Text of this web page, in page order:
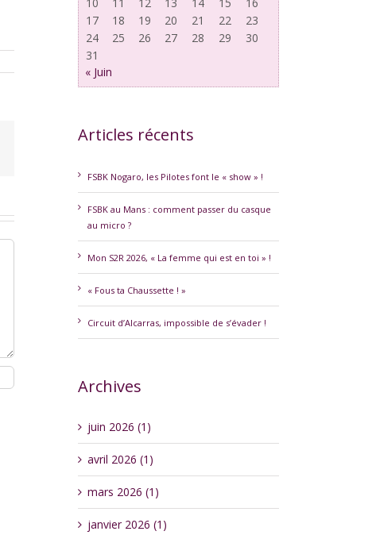
17
18 19 20 21 22
23
24
25 26 27 28 29
30
31
« Juin
Articles récents
FSBK Nogaro, les Pilotes font le « show » !
FSBK au Mans : comment passer du casque
au micro ?
Mon S2R 2026, « La femme qui est en toi » !
« Fous ta Chaussette ! »
Circuit d’Alcarras, impossible de s’évader !
Archives
juin 2026 (1)
avril 2026 (1)
mars 2026 (1)
janvier 2026 (1)